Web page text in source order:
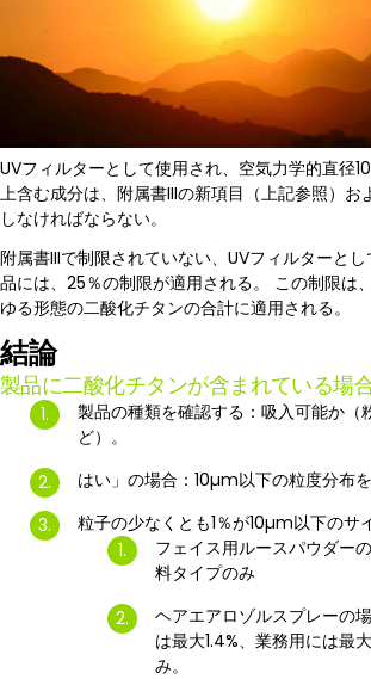
UVフィルターとして使用され、空気力学的直径
上含む成分は、附属書IIIの新項目（上記参照）
しなければならない。
附属書IIIで制限されていない、UVフィルターと
品には、25％の制限が適用される。 この制限は
ゆる形態の二酸化チタンの合計に適用される。
結論
製品に二酸化チタンが含まれている場
製品の種類を確認する：吸入可能か（
ど）。
はい」の場合：10µm以下の粒度分布を
粒子の少なくとも1％が10µm以下のサ
フェイス用ルースパウダー
料タイプのみ
ヘアエアロゾルスプレーの
は最大1.4%、業務用には最
み。